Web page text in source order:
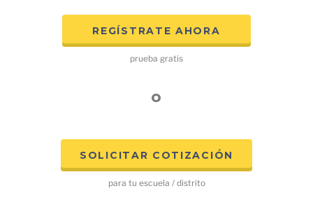
REGÍSTRATE AHORA
prueba gratis
o
SOLICITAR COTIZACIÓN
para tu escuela / distrito